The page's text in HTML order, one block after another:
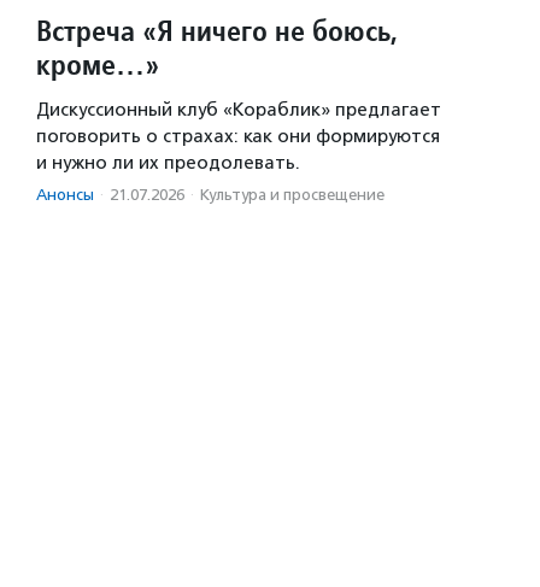
Встреча «Я ничего не боюсь,
кроме…»
Дискуссионный клуб «Кораблик» предлагает
поговорить о страхах: как они формируются
и нужно ли их преодолевать.
Анонсы · 21.07.2026 · Культура и просвещение